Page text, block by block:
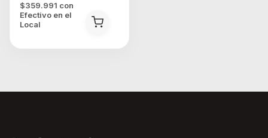
$359.991 con
Efectivo en el
Local